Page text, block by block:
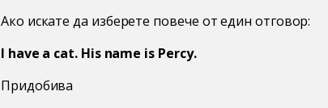
Ако искате да изберете повече от един отговор:
I have a cat. His name is Percy.
Придобива